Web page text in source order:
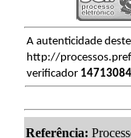
A autenticidade
http://
verificador
Referência: